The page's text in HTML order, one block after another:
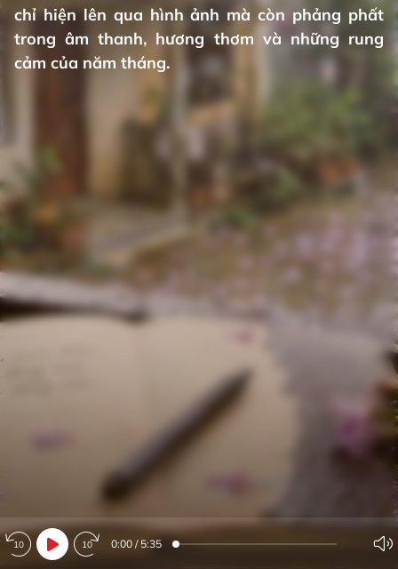
chỉ hiện lên qua hình ảnh mà còn phảng phất
trong âm thanh, hương thơm và những rung
cảm của năm tháng.
0:00 / 5:35